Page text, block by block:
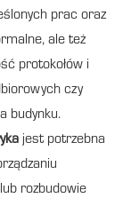
prac oraz
ale też
protokołów i
czy
budynku.
jest potrzebna
rozbudowie